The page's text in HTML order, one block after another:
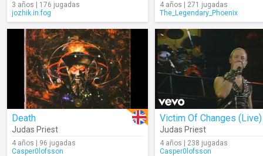
3 años | 176 jugadas
jozhik.in.fog
4 años | 271 jugadas
The_Legendary_Phoenix
Death
Judas Priest
4 años | 96 jugadas
Casper0lofsson
Victim Of Changes (Live)
Judas Priest
4 años | 238 jugadas
Casper0lofsson